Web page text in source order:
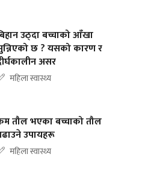
उठ्दा बच्चाको आँखा
छ ? यसको कारण र
असर
महिला स्वास्थ्य
तौल भएका बच्चाको तौल
उपायहरू
महिला स्वास्थ्य